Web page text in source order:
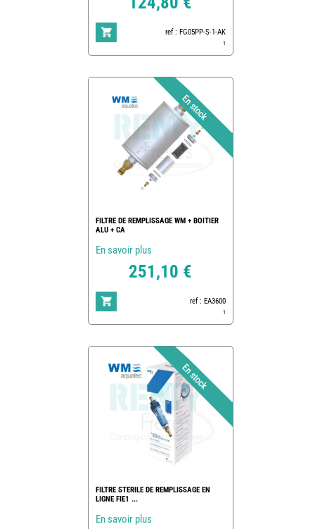
ref : FG05PP-S-1-AK
1
FILTRE DE REMPLISSAGE WM + BOITIER
ALU + CA
En savoir plus
251,10 €
ref : EA3600
1
FILTRE STERILE DE REMPLISSAGE EN
LIGNE FIE1 ...
En savoir plus